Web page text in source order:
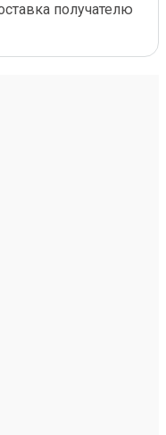
получателю